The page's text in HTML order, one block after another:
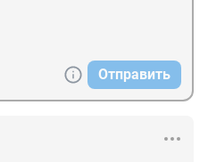
Отправить